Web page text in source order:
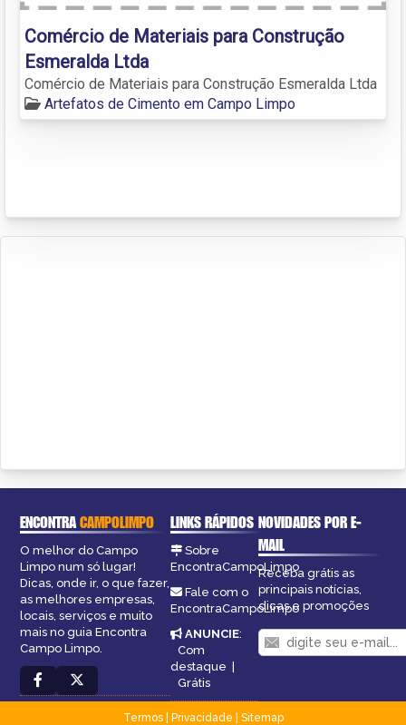
Comércio de Materiais para Construção
Esmeralda Ltda
Comércio de Materiais para Construção Esmeralda Ltda
Artefatos de Cimento em Campo Limpo
ENCONTRACAMPOLIMPO
O melhor do Campo
Limpo num só lugar!
Dicas, onde ir, o que fazer,
as melhores empresas,
locais, serviços e muito
mais no guia Encontra
Campo Limpo.
LINKS RÁPIDOS
Sobre
EncontraCampoLimpo
Fale com o
EncontraCampoLimpo
ANUNCIE:
Com
destaque |
Grátis
NOVIDADES POR E-
MAIL
Receba grátis as
principais notícias,
dicas e promoções
Termos| Privacidade
Sitemap